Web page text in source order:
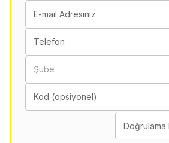
E-mail Adresiniz
Telefon
Şube
Kod (opsiyonel)
Doğrulama